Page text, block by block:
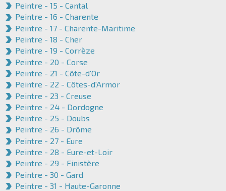
Peintre - 15 - Cantal
Peintre - 16 - Charente
Peintre - 17 - Charente-Maritime
Peintre - 18 - Cher
Peintre - 19 - Corrèze
Peintre - 20 - Corse
Peintre - 21 - Côte-d'Or
Peintre - 22 - Côtes-d'Armor
Peintre - 23 - Creuse
Peintre - 24 - Dordogne
Peintre - 25 - Doubs
Peintre - 26 - Drôme
Peintre - 27 - Eure
Peintre - 28 - Eure-et-Loir
Peintre - 29 - Finistère
Peintre - 30 - Gard
Peintre - 31 - Haute-Garonne